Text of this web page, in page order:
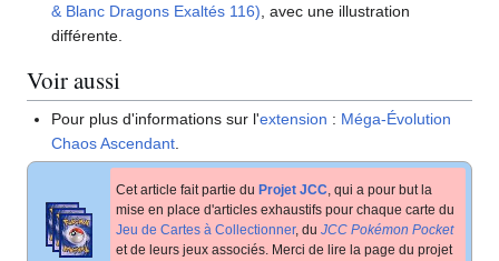
& Blanc Dragons Exaltés 116) , avec une illustration
différente.
Voir aussi
Pour plus d'informations sur l'extension : Méga-Évolution
Chaos Ascendant
Cet article fait partie du Projet JCC, qui a pour but la
mise en place d'articles exhaustifs pour chaque carte du
Jeu de Cartes à Collectionner, du JCC Pokémon Pocket
et de leurs jeux associés. Merci de lire la page du projet